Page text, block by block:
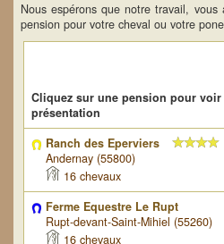
Nous espérons que notre travail,
pension pour votre cheval ou votre
Cliquez sur une pension pour voir
présentation
Ranch des Eperviers
Andernay (55800)
16 chevaux
Ferme Equestre Le Rupt
Rupt-devant-Saint-Mihiel (55260)
16 chevaux